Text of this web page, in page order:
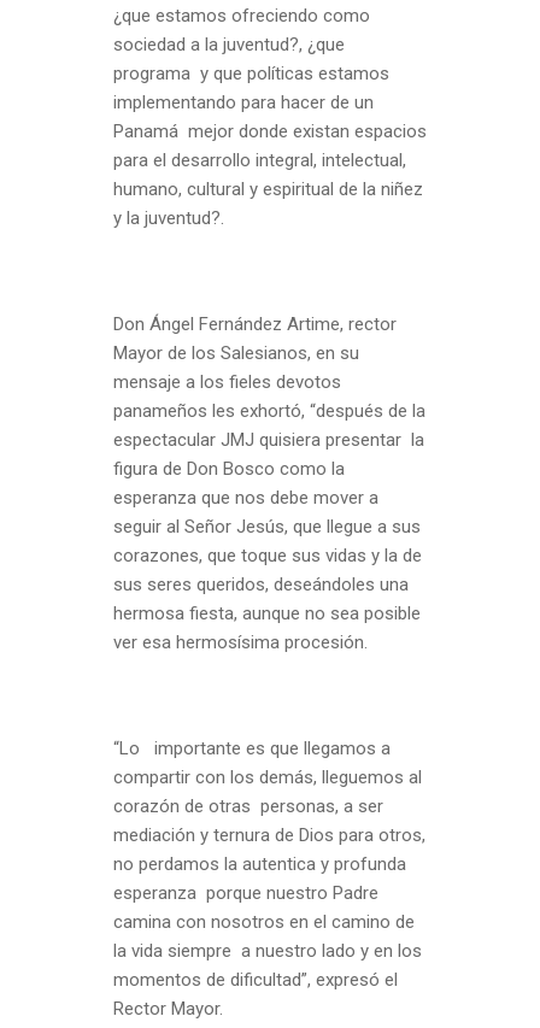
¿que estamos ofreciendo como
sociedad a la juventud?, ¿que
programa y que políticas estamos
implementando para hacer de un
Panamá mejor donde existan espacios
para el desarrollo integral, intelectual,
humano, cultural y espiritual de la niñez
y la juventud?.
Don Ángel Fernández Artime, rector
Mayor de los Salesianos, en su
mensaje a los fieles devotos
panameños les exhortó, “después de la
espectacular JMJ quisiera presentar la
figura de Don Bosco como la
esperanza que nos debe mover a
seguir al Señor Jesús, que llegue a sus
corazones, que toque sus vidas y la de
sus seres queridos, deseándoles una
hermosa fiesta, aunque no sea posible
ver esa hermosísima procesión.
“Lo importante es que llegamos a
compartir con los demás, lleguemos al
corazón de otras personas, a ser
mediación y ternura de Dios para otros,
no perdamos la autentica y profunda
esperanza porque nuestro Padre
camina con nosotros en el camino de
la vida siempre a nuestro lado y en los
momentos de dificultad”, expresó el
Rector Mayor.